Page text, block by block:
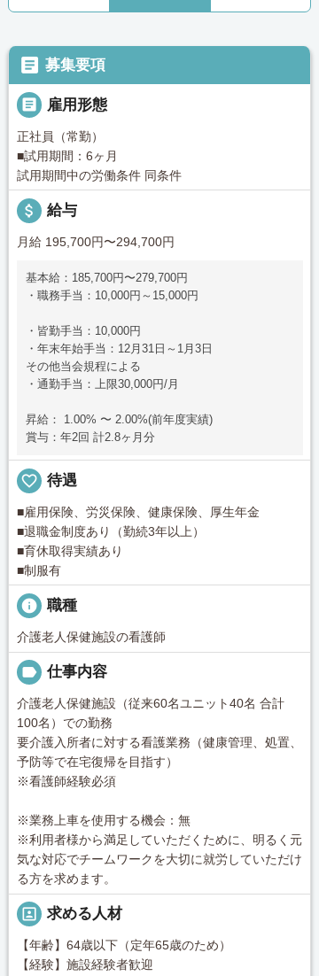
 募集要項
 雇用形態
正社員（常勤）
■試用期間：6ヶ月
試用期間中の労働条件 同条件
attach_money 給与
月給 195,700円〜294,700円
基本給：185,700円〜279,700円
・職務手当：10,000円～15,000円
・皆勤手当：10,000円
・年末年始手当：12月31日～1月3日
その他当会規程による
・通勤手当：上限30,000円/月
昇給： 1.00% 〜 2.00%(前年度実績)
賞与：年2回 計2.8ヶ月分
favorite_border 待遇
■雇用保険、労災保険、健康保険、厚生年金
■退職金制度あり（勤続3年以上）
■育休取得実績あり
■制服有
info 職種
介護老人保健施設の看護師
label 仕事内容
介護老人保健施設（従来60名ユニット40名 合計
100名）での勤務
要介護入所者に対する看護業務（健康管理、処置、
予防等で在宅復帰を目指す）
※看護師経験必須
※業務上車を使用する機会：無
※利用者様から満足していただくために、明るく元
気な対応でチームワークを大切に就労していただけ
る方を求めます。
portrait 求める人材
【年齢】64歳以下（定年65歳のため）
【経験】施設経験者歓迎